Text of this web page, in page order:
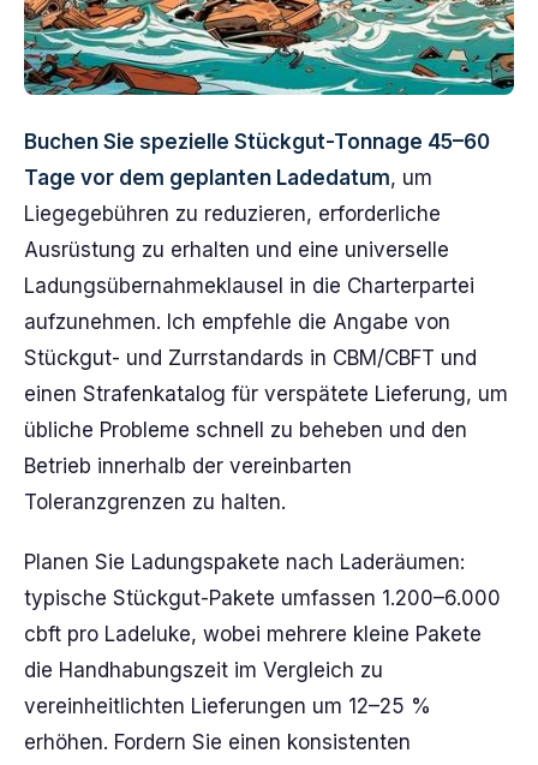
Buchen Sie spezielle Stückgut-Tonnage 45–60
Tage vor dem geplanten Ladedatum, um
Liegegebühren zu reduzieren, erforderliche
Ausrüstung zu erhalten und eine universelle
Ladungsübernahmeklausel in die Charterpartei
aufzunehmen. Ich empfehle die Angabe von
Stückgut- und Zurrstandards in CBM/CBFT und
einen Strafenkatalog für verspätete Lieferung, um
übliche Probleme schnell zu beheben und den
Betrieb innerhalb der vereinbarten
Toleranzgrenzen zu halten.
Planen Sie Ladungspakete nach Laderäumen:
typische Stückgut-Pakete umfassen 1.200–6.000
cbft pro Ladeluke, wobei mehrere kleine Pakete
die Handhabungszeit im Vergleich zu
vereinheitlichten Lieferungen um 12–25 %
erhöhen. Fordern Sie einen konsistenten